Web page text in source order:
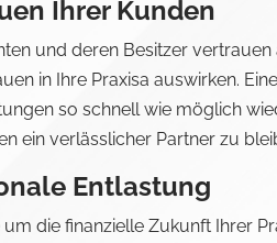
Ihrer Kunden
und deren Besitzer
in Ihre Praxisa auswirken.
so schnell wie möglich
ein verlässlicher Partner zu
Entlastung
um die finanzielle Zukunft Ihrer